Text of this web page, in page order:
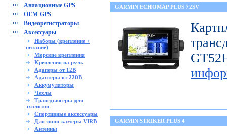
Авиационные GPS
OEM GPS
Видеорегистраторы
Аксессуары
Наборы (крепление +
питание)
Морские крепления
Крепления на руль
Адаперы от 12В
Адаптеры от 220В
Аккумуляторы
Чехлы
Трансдьюсеры для
эхолотов
Спортивные аксессуары
Для экшн-камеры VIRB
Антенны
GARMIN ECHOMAP PLUS 72SV
GARMIN STRIKER PLUS 4